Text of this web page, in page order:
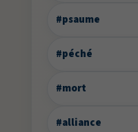
#psaume
#péché
#mort
#alliance